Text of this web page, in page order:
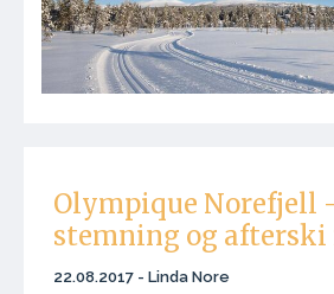
Olympique Norefjell
stemning og afterski
22.08.2017 - Linda Nore